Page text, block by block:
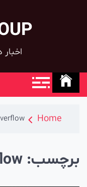
اخبار
Home
overflow